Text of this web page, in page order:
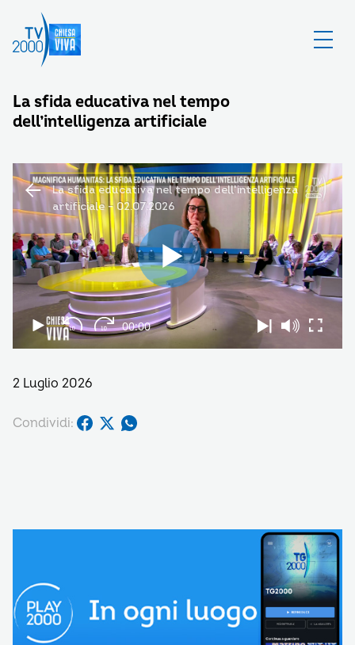
La sfida educativa nel tempo
dell’intelligenza artificiale
2 Luglio 2026
Condividi: